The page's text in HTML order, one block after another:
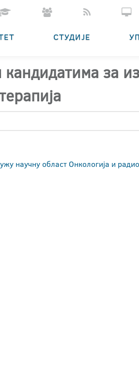
СТУДИЈЕ
за
научну област Онкологија и